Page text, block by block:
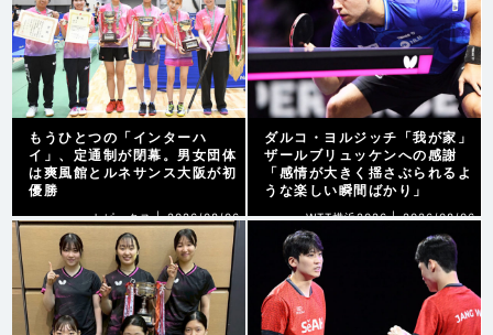
もうひとつの「インターハ
イ」、定通制が閉幕。男女団体
は爽風館とルネサンス大阪が初
優勝
トピックス | 2026/08/06
ダルコ・ヨルジッチ「我が家」
ザールブリュッケンへの感謝
「感情が大きく揺さぶられるよ
うな楽しい瞬間ばかり」
WTT横浜2026 | 2026/08/06